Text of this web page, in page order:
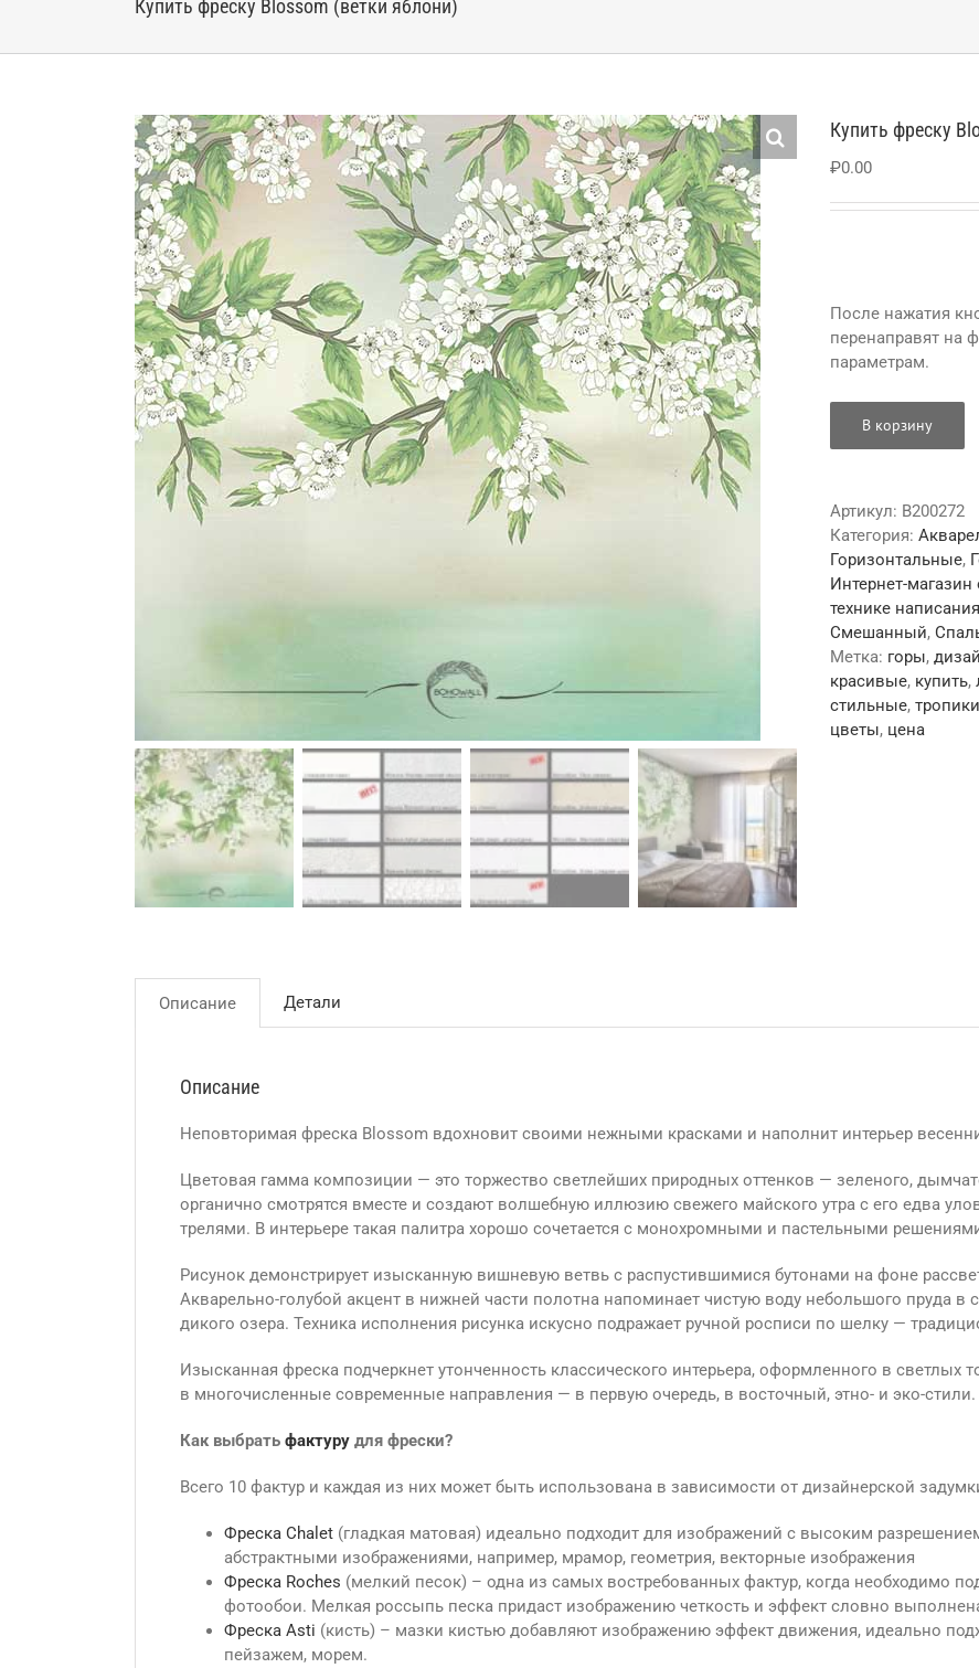
Купить фреску Blossom (ветки яблони)
Купить фреску
₽0.00
После нажатия
перенаправят на
параметрам.
В корзину
Артикул: B200272
Категория:
Горизонтальные,
Интернет-магазин
технике написания
Смешанный,
Метка: горы,
красивые, купить,
стильные, тропики
цветы, цена
Описание Детали
Описание
Неповторимая фреска Blossom вдохновит своими нежными красками и наполнит интерьер
Цветовая гамма композиции — это торжество светлейших природных оттенков — зеленого,
органично смотрятся вместе и создают волшебную иллюзию свежего майского утра с его едва
трелями. В интерьере такая палитра хорошо сочетается с монохромными и пастельными
Рисунок демонстрирует изысканную вишневую ветвь с распустившимися бутонами на фоне
Акварельно-голубой акцент в нижней части полотна напоминает чистую воду небольшого пруда в
дикого озера. Техника исполнения рисунка искусно подражает ручной росписи по шелку —
Изысканная фреска подчеркнет утонченность классического интерьера, оформленного в светлых
в многочисленные современные направления — в первую очередь, в восточный, этно- и эко-стили.
Как выбрать фактуру для фрески?
Всего 10 фактур и каждая из них может быть использована в зависимости от дизайнерской
Фреска Сhalet (гладкая матовая) идеально подходит для изображений с высоким
абстрактными изображениями, например, мрамор, геометрия, векторные изображения
Фреска Roches (мелкий песок) – одна из самых востребованных фактур, когда необходимо
фотообои. Мелкая россыпь песка придаст изображению четкость и эффект словно
Фреска Asti (кисть) – мазки кистью добавляют изображению эффект движения, идеально
пейзажем, морем.